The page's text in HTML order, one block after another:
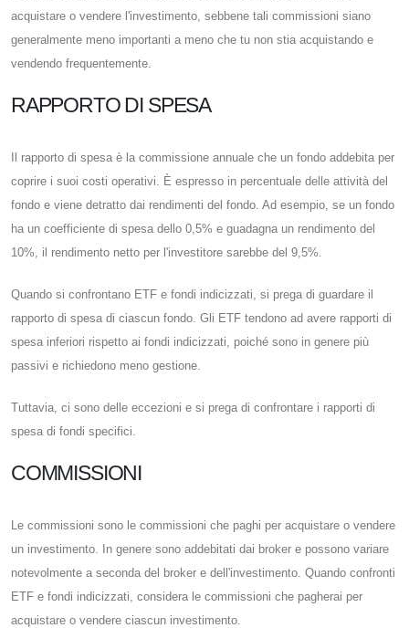
acquistare o vendere l'investimento, sebbene tali commissioni siano
generalmente meno importanti a meno che tu non stia acquistando e
vendendo frequentemente.
RAPPORTO DI SPESA
Il rapporto di spesa è la commissione annuale che un fondo addebita per
coprire i suoi costi operativi. È espresso in percentuale delle attività del
fondo e viene detratto dai rendimenti del fondo. Ad esempio, se un fondo
ha un coefficiente di spesa dello 0,5% e guadagna un rendimento del
10%, il rendimento netto per l'investitore sarebbe del 9,5%.
Quando si confrontano ETF e fondi indicizzati, si prega di guardare il
rapporto di spesa di ciascun fondo. Gli ETF tendono ad avere rapporti di
spesa inferiori rispetto ai fondi indicizzati, poiché sono in genere più
passivi e richiedono meno gestione.
Tuttavia, ci sono delle eccezioni e si prega di confrontare i rapporti di
spesa di fondi specifici.
COMMISSIONI
Le commissioni sono le commissioni che paghi per acquistare o vendere
un investimento. In genere sono addebitati dai broker e possono variare
notevolmente a seconda del broker e dell'investimento. Quando confronti
ETF e fondi indicizzati, considera le commissioni che pagherai per
acquistare o vendere ciascun investimento.